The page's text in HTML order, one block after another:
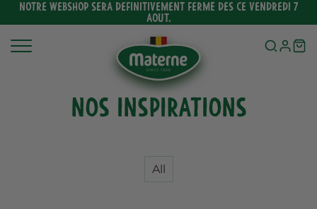
Ignorer
au
NOTRE WEBSHOP SERA DEFINITIVEMENT FERMÉ DES CE VENDREDI 7
AOUT.
Nos inspirations
All